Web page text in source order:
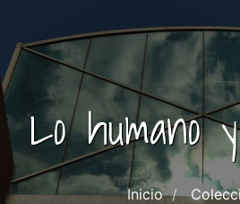
Lo humano
Inicio